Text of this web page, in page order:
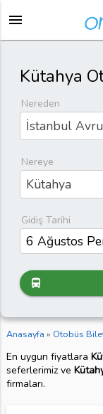
menu
Kütahya
Nereden
İstanbul
Nereye
Kütahya
Gidiş Tarihi
directions_bus
Anasayfa » Otobüs
En uygun fiyatlara
seferlerimiz ve
firmaları.